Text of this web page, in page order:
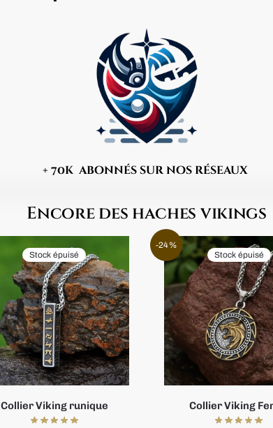
+ 70k abonnés sur nos réseaux
Encore des haches vikings
Stock épuisé
Collier Viking runique
-24%
Stock épuisé
Collier Viking